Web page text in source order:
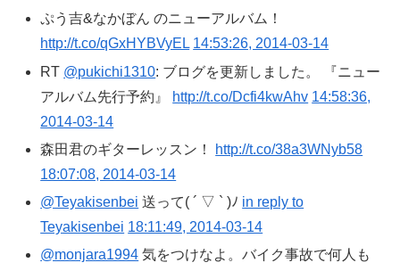
ぷう吉&なかぼん のニューアルバム！
http://t.co/qGxHYBVyEL 14:53:26, 2014-03-14
RT @pukichi1310: ブログを更新しました。 『ニュー
アルバム先行予約』
http://t.co/Dcfi4kwAhv 14:58:36,
2014-03-14
森田君のギターレッスン！
http://t.co/38a3WNyb58
18:07:08, 2014-03-14
@Teyakisenbei 送って( ´ ▽ ` )ﾉ in reply to
Teyakisenbei 18:11:49, 2014-03-14
@monjara1994 気をつけなよ。バイク事故で何人も